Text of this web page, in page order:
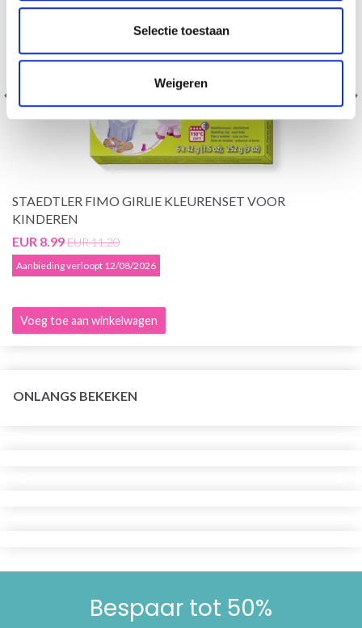
Selectie toestaan
Weigeren
STAEDTLER FIMO GIRLIE KLEURENSET VOOR
KINDEREN
EUR 8.99EUR 11.20
Aanbieding verloopt 12/08/2026
Voeg toe aan winkelwagen
ONLANGS BEKEKEN
Bespaar tot 50%